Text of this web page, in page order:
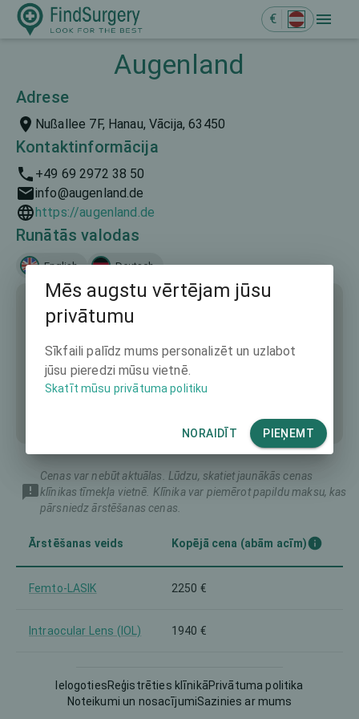
€
Augenland
Adrese
Nußallee 7F, Hanau, Vācija, 63450
Kontaktinformācija
+49 69 2972 38 50
info@augenland.de
https://augenland.de
Runātās valodas
English Deutsch
Cenas var nebūt aktuālas. Lūdzu, skatiet jaunākās cenas
klīnikas tīmekļa vietnē. Klīnika var piemērot papildu maksu, kas
pārsniedz ārstēšanas cenas.
Ārstēšanas veids Kopējā cena (abām acīm)
Femto-LASIK 2250 €
Intraocular Lens (IOL) 1940 €
IelogotiesReģistrēties klīnikāPrivātuma politika
Noteikumi un nosacījumiSazinies ar mums
Mēs augstu vērtējam jūsu
privātumu
Sīkfaili palīdz mums personalizēt un uzlabot
jūsu pieredzi mūsu vietnē.
Skatīt mūsu privātuma politiku
NORAIDĪT PIEŅEMT